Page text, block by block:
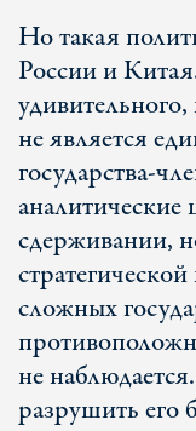
Но такая
России и
не является
государства-
сдерживании,
сложных
не
разрушить его